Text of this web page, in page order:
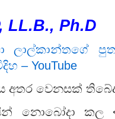
LL.B., Ph.D
ලාල්කාන්තගේ
– YouTube
අතර වෙනසක්
නොබෝදා කල